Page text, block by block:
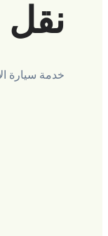
خدمة سيارة